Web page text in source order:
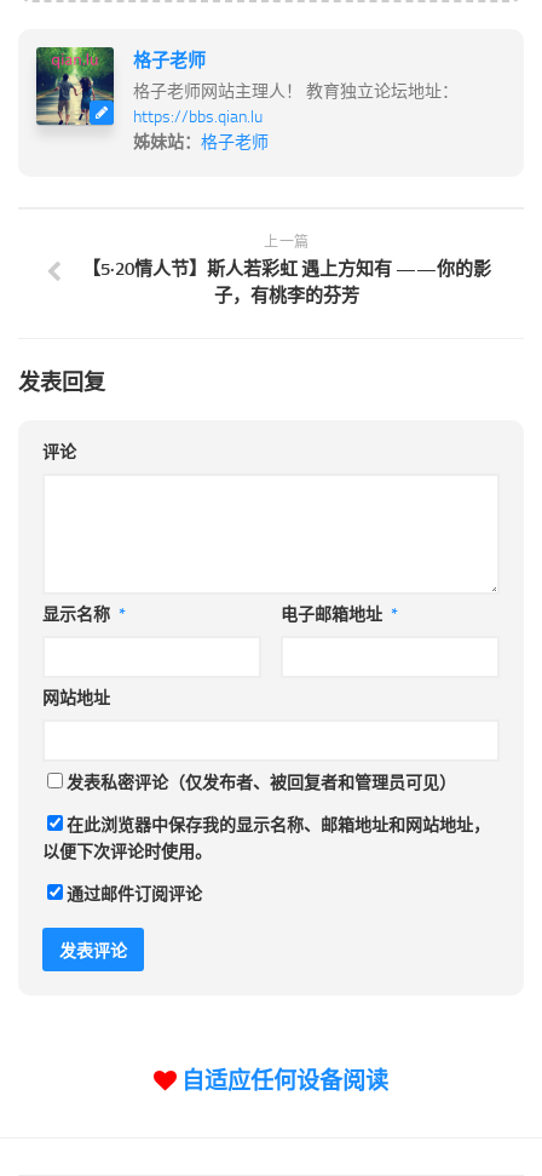
格子老师
格子老师网站主理人！ 教育独立论坛地址：
https://bbs.qian.lu
姊妹站： 格子老师
上一篇
【5·20情人节】斯人若彩虹 遇上方知有 ——你的影
子，有桃李的芬芳
发表回复
评论
显示名称 * 电子邮箱地址 *
网站地址
发表私密评论（仅发布者、被回复者和管理员可见）
在此浏览器中保存我的显示名称、邮箱地址和网站地址，
以便下次评论时使用。
通过邮件订阅评论
自适应任何设备阅读